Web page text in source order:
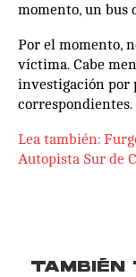
momento, un bus
Por el momento,
víctima. Cabe
investigación por
correspondientes.
Lea también:
Autopista Sur de
TAMBIÉN